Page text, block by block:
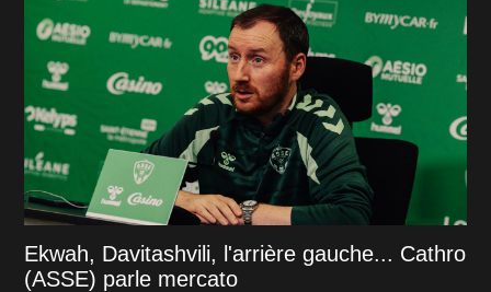
Ekwah, Davitashvili, l'arrière gauche... Cathro
(ASSE) parle mercato